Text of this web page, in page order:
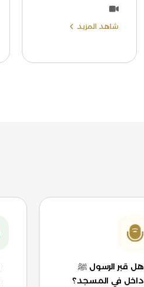
شاهد المزيد
هل قبر الرسول ﷺ
داخل في المسجد؟